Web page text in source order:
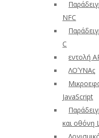
NFC
C
εντολή
ΛΟΎΝΑς
JavaScript
και οθόνη